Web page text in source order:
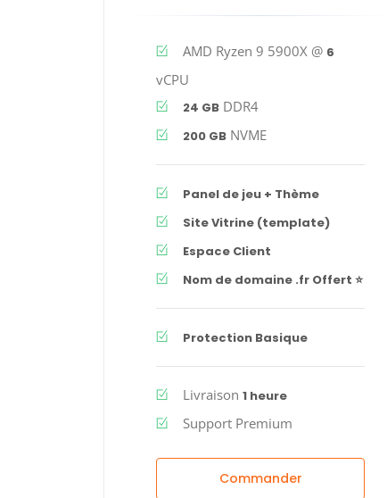
AMD Ryzen 9 5900X @ 6
vCPU
24 GB DDR4
200 GB NVME
Panel de jeu + Thème
Site Vitrine (template)
Espace Client
Nom de domaine .fr Offert ⭐
Protection Basique
Livraison 1 heure
Support Premium
Commander